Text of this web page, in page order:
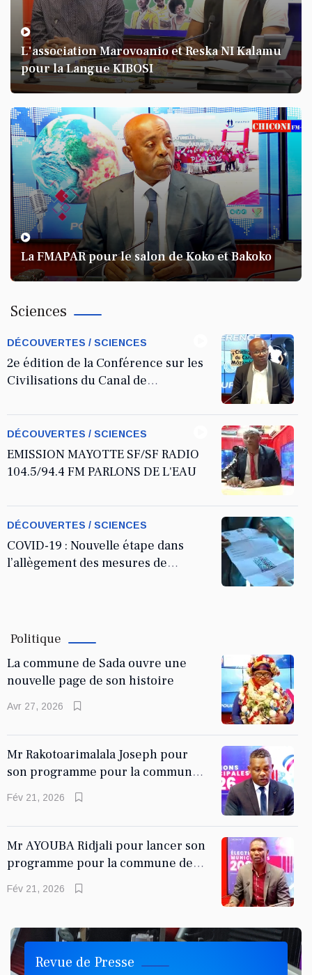
KARINE BANDA KARINE
Foundi Malbard on revient au
Covid 19
Parlons de "KAPA ZAMANI
HAUKU-HAKU"
Les voeux pour l'année 2024
La POLITIK d'avant 2023 à
Mayotte !
L'association Marovoanio et Reska NI Kalamu
pour la Langue KIBOSI
La FMAPAR pour le salon de Koko et Bakoko
Sciences
DÉCOUVERTES / SCIENCES
2e édition de la Conférence sur les
Civilisations du Canal de
DÉCOUVERTES / SCIENCES
EMISSION MAYOTTE SF/SF RADIO
104.5/94.4 FM PARLONS DE L'EAU
DÉCOUVERTES / SCIENCES
COVID-19 : Nouvelle étape dans
l’allègement des mesures de
Politique
La commune de Sada ouvre une
nouvelle page de son histoire
Avr 27, 2026
Mr Rakotoarimalala Joseph pour
son programme pour la commune
de Chirongui
Fév 21, 2026
Mr AYOUBA Ridjali pour lancer son
programme pour la commune de
Koungou
Fév 21, 2026
Revue de Presse